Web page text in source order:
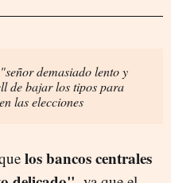
demasiado lento y
de bajar los tipos para
las elecciones
los bancos centrales